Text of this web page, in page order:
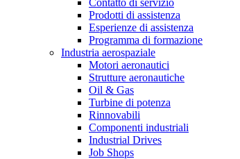
Contatto di servizio
Prodotti di assistenza
Esperienze di assistenza
Programma di formazione
Industria aerospaziale
Motori aeronautici
Strutture aeronautiche
Oil & Gas
Turbine di potenza
Rinnovabili
Componenti industriali
Industrial Drives
Job Shops